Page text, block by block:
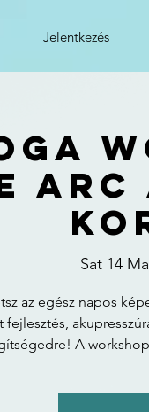
Jelentkezés
arc
Sat 14
az egész napos
fejlesztés,
A